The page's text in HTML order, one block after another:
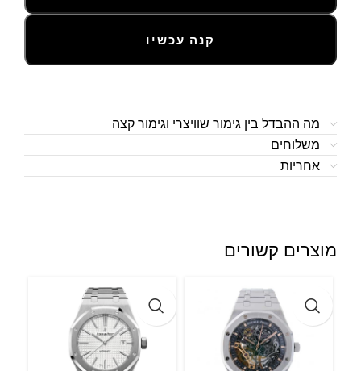
קנה עכשיו
מה ההבדל בין גימור שוויצרי וגימור קצה
משלוחים
אחריות
מוצרים קשורים